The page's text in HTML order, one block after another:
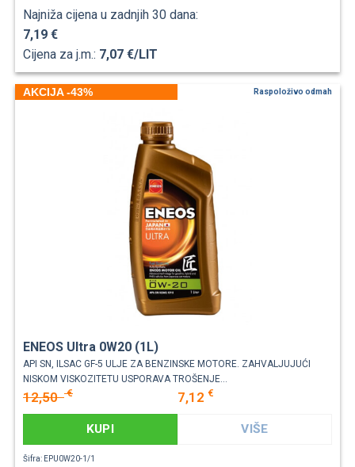
Najniža cijena u zadnjih 30 dana:
7,19 €
Cijena za j.m.: 7,07 €/LIT
AKCIJA -43% Raspoloživo odmah
ENEOS Ultra 0W20 (1L)
API SN, ILSAC GF-5 ULJE ZA BENZINSKE MOTORE. ZAHVALJUJUĆI
NISKOM VISKOZITETU USPORAVA TROŠENJE...
12,50€ 7,12 €
KUPI VIŠE
Šifra: EPU0W20-1/1